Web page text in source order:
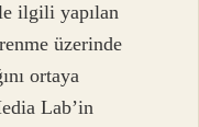
ilgili yapılan
üzerinde
ortaya
Lab’in